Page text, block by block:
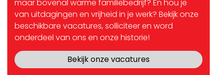
maar bovenal warme familiebedrijf? En hou je
van uitdagingen en vrijheid in je werk? Bekijk onze
beschikbare vacatures, solliciteer en word
onderdeel van ons en onze historie!
Bekijk onze vacatures